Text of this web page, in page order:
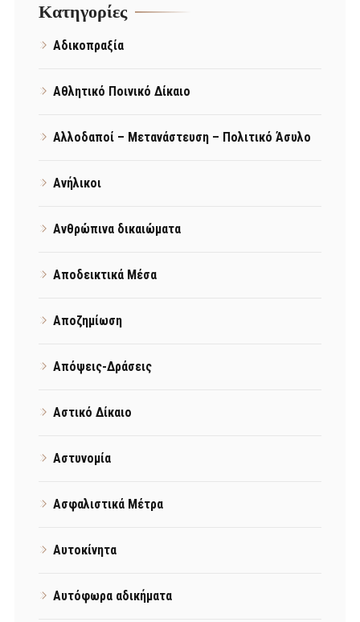
Kατηγορίες
Αδικοπραξία
Αθλητικό Ποινικό Δίκαιο
Αλλοδαποί – Μετανάστευση – Πολιτικό Άσυλο
Ανήλικοι
Ανθρώπινα δικαιώματα
Αποδεικτικά Μέσα
Αποζημίωση
Απόψεις-Δράσεις
Αστικό Δίκαιο
Αστυνομία
Ασφαλιστικά Μέτρα
Αυτοκίνητα
Αυτόφωρα αδικήματα